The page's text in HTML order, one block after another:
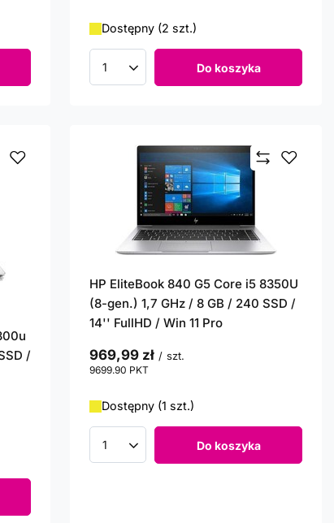
Dostępny (2 szt.)
Ilość produktów Do koszyka
/
HP EliteBook 840 G5 Core i5 8350U
(8-gen.) 1,7 GHz / 8 GB / 240 SSD /
14'' FullHD / Win 11 Pro
969,99 zł / szt.
9699.90 PKT
Dostępny (1 szt.)
Ilość produktów Do koszyka